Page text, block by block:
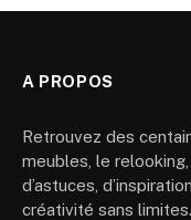
A PROPOS
Retrouvez des
meubles, le
d’astuces,
créativité sans limites.